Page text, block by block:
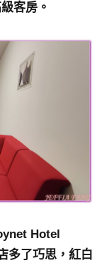
客房。
Hotel
多了巧思，紅白